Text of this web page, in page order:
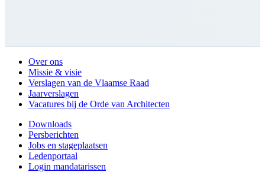
Over ons
Missie & visie
Verslagen van de Vlaamse Raad
Jaarverslagen
Vacatures bij de Orde van Architecten
Downloads
Persberichten
Jobs en stageplaatsen
Ledenportaal
Login mandatarissen